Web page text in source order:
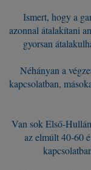
Ismert, hogy a
azonnal átalakítani
gyorsan
Néhányan a
kapcsolatban,
Van sok Első-
az elmúlt 40-60